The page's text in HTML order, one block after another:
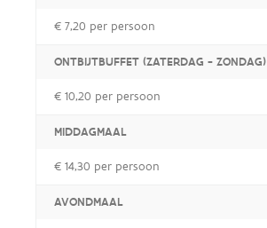
€ 7,20 per persoon
ONTBIJTBUFFET (ZATERDAG - ZONDAG)
€ 10,20 per persoon
MIDDAGMAAL
€ 14,30 per persoon
AVONDMAAL